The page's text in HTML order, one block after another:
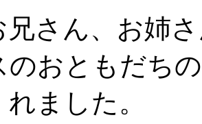
兄さん、お姉
のおともだち
ました。